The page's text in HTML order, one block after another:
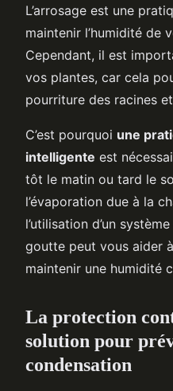
L’arrosage est une
maintenir l’humidité de
Cependant, il est
vos plantes, car cela
pourriture des racines
C’est pourquoi une
intelligente est
tôt le matin ou tard le
l’évaporation due à la
l’utilisation d’un
goutte peut vous aider
maintenir une humidité
La protection
solution pour
condensation